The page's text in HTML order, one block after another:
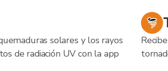
solares y los rayos
de radiación UV con la app